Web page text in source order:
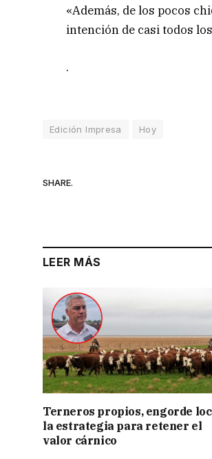
«Además, de los pocos
intención de casi todos
.
Edición Impresa Hoy
SHARE.
LEER MÁS
Terneros propios, engorde
la estrategia para retener el
valor cárnico